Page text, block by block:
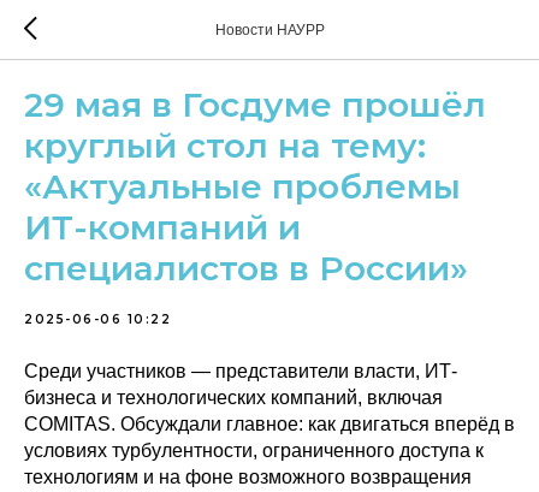
Новости НАУРР
29 мая в Госдуме прошёл
круглый стол на тему:
«Актуальные проблемы
ИТ-компаний и
специалистов в России»
2025-06-06 10:22
Среди участников — представители власти, ИТ-
бизнеса и технологических компаний, включая
COMITAS. Обсуждали главное: как двигаться вперёд в
условиях турбулентности, ограниченного доступа к
технологиям и на фоне возможного возвращения